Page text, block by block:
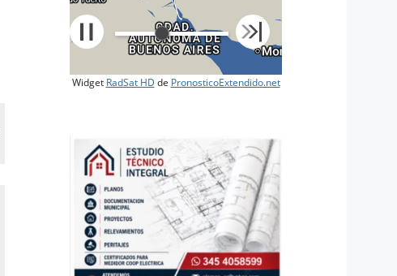
Widget RadSat HD de PronosticoExtendido.net